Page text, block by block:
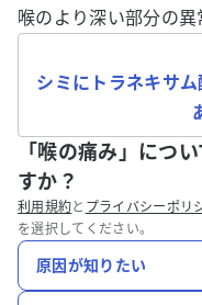
喉のより深い部分の異
シミにトラネキサ
「喉の痛み」につ
すか？
利用規約と プライバシーポリ
を選択してください。
原因が知りたい